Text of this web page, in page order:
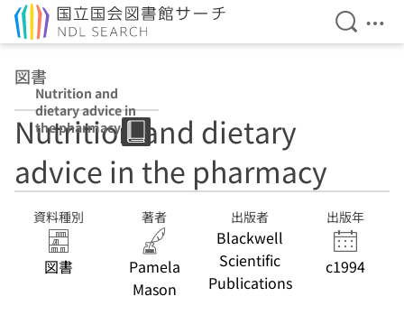
検索を
メ
図書
Nutrition and
dietary advice in
the pharmacy
Nutrition and dietary
advice in the pharmacy
資料種別
図書
著者
Pamela
Mason
出版者
Blackwell
Scientific
Publications
出版年
c1994